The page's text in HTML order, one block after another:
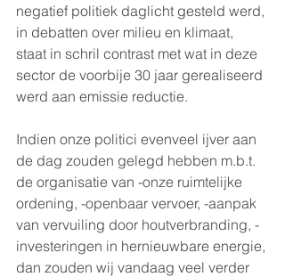
negatief politiek daglicht gesteld werd,
in debatten over milieu en klimaat,
staat in schril contrast met wat in deze
sector de voorbije 30 jaar gerealiseerd
werd aan emissie reductie.
Indien onze politici evenveel ijver aan
de dag zouden gelegd hebben m.b.t.
de organisatie van -onze ruimtelijke
ordening, -openbaar vervoer, -aanpak
van vervuiling door houtverbranding, -
investeringen in hernieuwbare energie,
dan zouden wij vandaag veel verder